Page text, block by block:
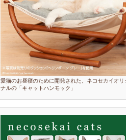
愛猫のお昼寝のために開発された、ネコセカイオリ
ナルの「キャットハンモック」